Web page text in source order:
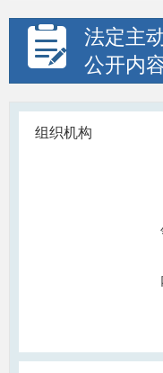
法定主
公开内
组织机构